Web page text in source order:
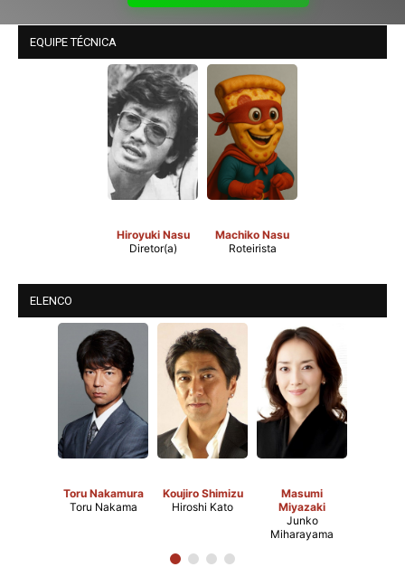
EQUIPE TÉCNICA
Hiroyuki Nasu
Diretor(a)
Machiko Nasu
Roteirista
ELENCO
Toru Nakamura
Toru Nakama
Koujiro Shimizu
Hiroshi Kato
Masumi
Miyazaki
Junko
Miharayama